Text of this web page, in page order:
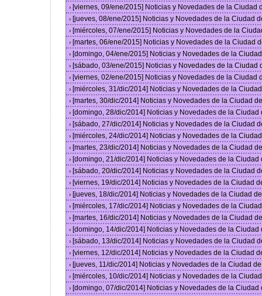
› [viernes, 09/ene/2015] Noticias y Novedades de la Ciudad
› [jueves, 08/ene/2015] Noticias y Novedades de la Ciudad
› [miércoles, 07/ene/2015] Noticias y Novedades de la
› [martes, 06/ene/2015] Noticias y Novedades de la Ciudad
› [domingo, 04/ene/2015] Noticias y Novedades de la
› [sábado, 03/ene/2015] Noticias y Novedades de la Ciudad
› [viernes, 02/ene/2015] Noticias y Novedades de la Ciudad
› [miércoles, 31/dic/2014] Noticias y Novedades de la
› [martes, 30/dic/2014] Noticias y Novedades de la Ciudad
› [domingo, 28/dic/2014] Noticias y Novedades de la
› [sábado, 27/dic/2014] Noticias y Novedades de la Ciudad
› [miércoles, 24/dic/2014] Noticias y Novedades de la
› [martes, 23/dic/2014] Noticias y Novedades de la Ciudad
› [domingo, 21/dic/2014] Noticias y Novedades de la
› [sábado, 20/dic/2014] Noticias y Novedades de la Ciudad
› [viernes, 19/dic/2014] Noticias y Novedades de la Ciudad
› [jueves, 18/dic/2014] Noticias y Novedades de la Ciudad
› [miércoles, 17/dic/2014] Noticias y Novedades de la
› [martes, 16/dic/2014] Noticias y Novedades de la Ciudad
› [domingo, 14/dic/2014] Noticias y Novedades de la
› [sábado, 13/dic/2014] Noticias y Novedades de la Ciudad
› [viernes, 12/dic/2014] Noticias y Novedades de la Ciudad
› [jueves, 11/dic/2014] Noticias y Novedades de la Ciudad
› [miércoles, 10/dic/2014] Noticias y Novedades de la
› [domingo, 07/dic/2014] Noticias y Novedades de la